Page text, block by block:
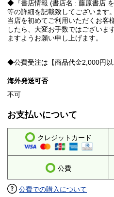
◆『書店情報 (書店名 : 藤原書店
等の詳細を記載致してございます。
当店を初めてご利用いただくお客
したら、大変お手数ではございま
ますようお願い申し上げます。
◆公費受注は【商品代金2,000円以
海外発送可否
不可
お支払いについて
クレジットカード
公費
公費での購入について